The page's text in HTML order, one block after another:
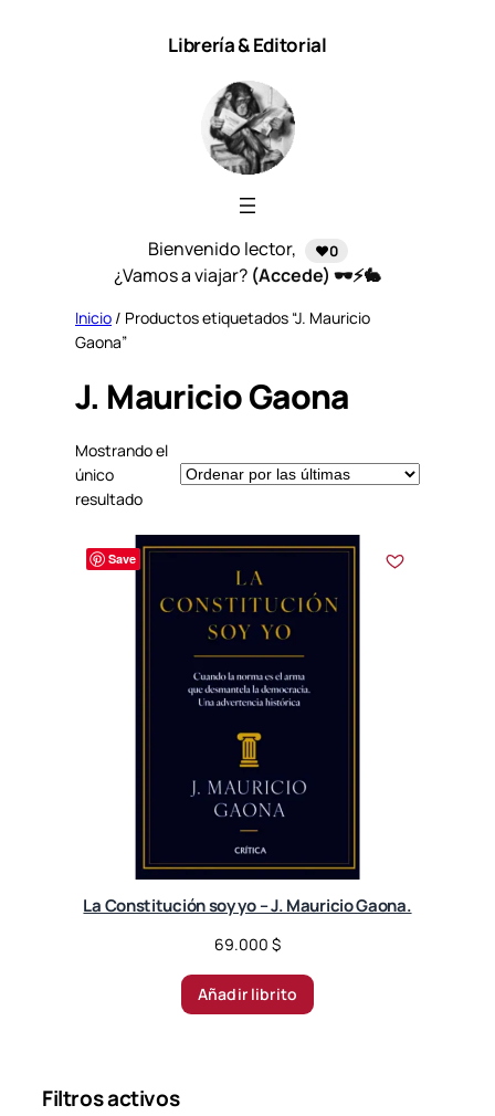
Librería & Editorial
Bienvenido lector, ❤️0
¿Vamos a viajar? (Accede) 🕶️⚡🐇
Inicio / Productos etiquetados “J. Mauricio
Gaona”
J. Mauricio Gaona
Mostrando el
único
resultado
Save
La Constitución soy yo – J. Mauricio Gaona.
69.000 $
Añadir librito
Filtros activos